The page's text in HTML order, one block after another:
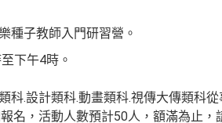
種子教師入門研習營。
下午4時。
科.設計類科.動畫類科.視傳大傳類科
名，活動人數預計50人，額滿為止，